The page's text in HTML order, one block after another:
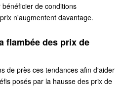
de conditions
n'augmentent davantage.
flambée des prix de
de près ces tendances afin d'aider
posés par la hausse des prix de